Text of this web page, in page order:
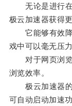
无论是进行在
极云加速器获得
它能够有效降
戏中可以毫无压
对于网页浏览
浏览效率。
极云加速器的
可自动启动加速